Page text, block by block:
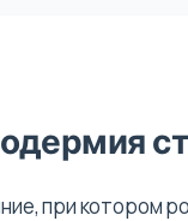
при котором